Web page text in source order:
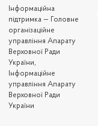
Iнформаційна
підтримка — Головне
організаційне
управління Апарату
Верховної Ради
України,
Інформаційне
управління Апарату
Верховної Ради
України